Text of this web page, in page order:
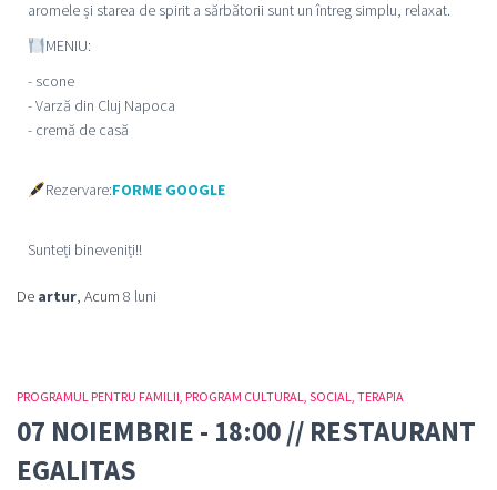
aromele și starea de spirit a sărbătorii sunt un întreg simplu, relaxat.
MENIU:
- scone
- Varză din Cluj Napoca
- cremă de casă
Rezervare:FORME GOOGLE
Sunteți bineveniți!!
De artur, Acum 8 luni
PROGRAMUL PENTRU FAMILII PROGRAM CULTURAL SOCIAL TERAPIA
07 NOIEMBRIE - 18:00 // RESTAURANT
EGALITAS